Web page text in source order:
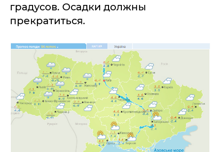
градусов. Осадки должны
прекратиться.